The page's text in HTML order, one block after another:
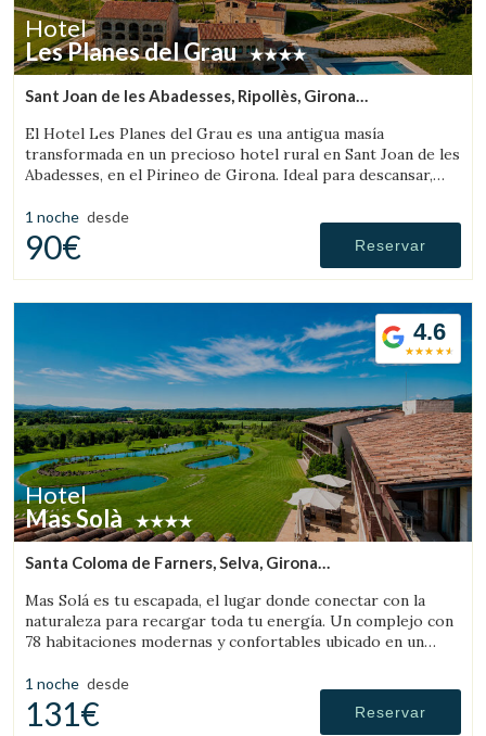
Hotel
Les Planes del Grau
Sant Joan de les Abadesses, Ripollès, Girona
El Hotel Les Planes del Grau es una antigua masía
transformada en un precioso hotel rural en Sant Joan de les
Abadesses, en el Pirineo de Girona. Ideal para descansar,
1 noche desde
90€ Reservar
4.6
Hotel
Mas Solà
Santa Coloma de Farners, Selva, Girona
Mas Solá es tu escapada, el lugar donde conectar con la
naturaleza para recargar toda tu energía. Un complejo con
78 habitaciones modernas y confortables ubicado en un
1 noche desde
131€ Reservar